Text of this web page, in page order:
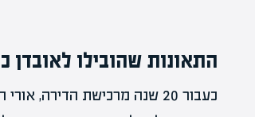
התאונות שהובילו לאובדן
כעבור 20 שנה מרכישת